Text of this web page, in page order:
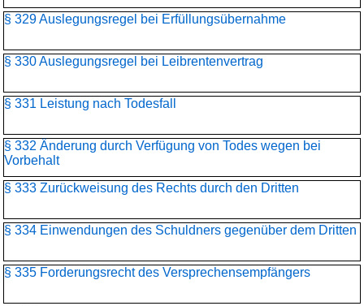
§ 329 Auslegungsregel bei Erfüllungsübernahme
§ 330 Auslegungsregel bei Leibrentenvertrag
§ 331 Leistung nach Todesfall
§ 332 Änderung durch Verfügung von Todes wegen bei
Vorbehalt
§ 333 Zurückweisung des Rechts durch den Dritten
§ 334 Einwendungen des Schuldners gegenüber dem Dritten
§ 335 Forderungsrecht des Versprechensempfängers